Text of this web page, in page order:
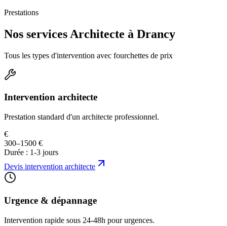
Prestations
Nos services Architecte à Drancy
Tous les types d'intervention avec fourchettes de prix
Intervention architecte
Prestation standard d'un architecte professionnel.
€
300–1500 €
Durée : 1-3 jours
Devis intervention architecte
Urgence & dépannage
Intervention rapide sous 24-48h pour urgences.